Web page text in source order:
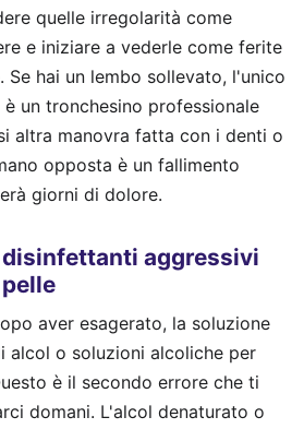
quelle irregolarità come
e iniziare a vederle come ferite
Se hai un lembo sollevato, l'unico
un tronchesino professionale
altra manovra fatta con i denti o
opposta è un fallimento
giorni di dolore.
aggressivi
aver esagerato, la soluzione
alcol o soluzioni alcoliche per
è il secondo errore che ti
domani. L'alcol denaturato o